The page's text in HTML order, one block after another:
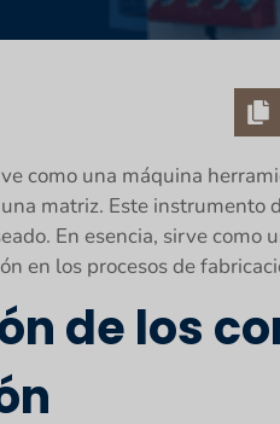
como una máquina
matriz. Este
En esencia, sirve
en los procesos de
de los